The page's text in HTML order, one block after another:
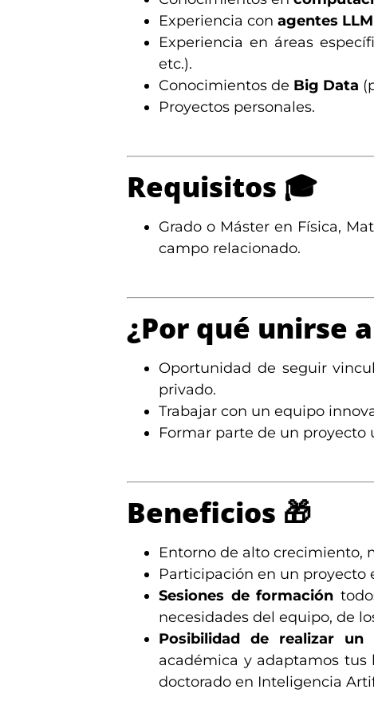
Experiencia con agentes LLM
Experiencia en áreas
etc.).
Conocimientos de Big Data
Proyectos personales.
Requisitos 🎓
Grado o Máster en Física,
campo relacionado.
¿Por qué unirse
Oportunidad de seguir
privado.
Trabajar con un equipo
Formar parte de un proyecto
Beneficios 🎁
Entorno de alto crecimiento,
Participación en un proyecto
Sesiones de formación
necesidades del equipo, de
Posibilidad de realizar un
académica y adaptamos
doctorado en Inteligencia